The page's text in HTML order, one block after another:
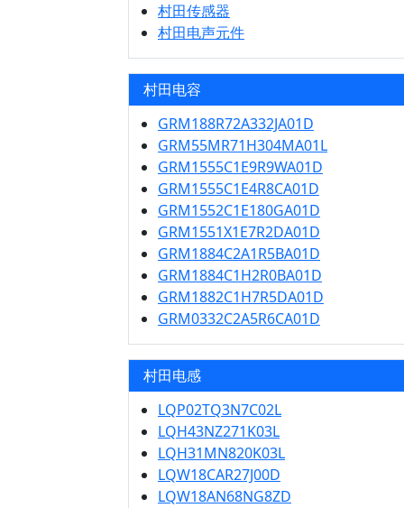
村田传感器
村田电声元件
村田电容
GRM188R72A332JA01D
GRM55MR71H304MA01L
GRM1555C1E9R9WA01D
GRM1555C1E4R8CA01D
GRM1552C1E180GA01D
GRM1551X1E7R2DA01D
GRM1884C2A1R5BA01D
GRM1884C1H2R0BA01D
GRM1882C1H7R5DA01D
GRM0332C2A5R6CA01D
村田电感
LQP02TQ3N7C02L
LQH43NZ271K03L
LQH31MN820K03L
LQW18CAR27J00D
LQW18AN68NG8ZD